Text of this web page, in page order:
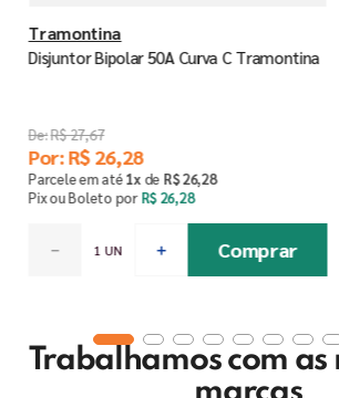
Tramontina
Disjuntor Bipolar 50A Curva C Tramontina
R$27,67
Por:R$26,28
Parcele em até1x de R$26,28
Pix ou Boleto porR$ 26,28
＋
－ Comprar
Trabalhamos com as